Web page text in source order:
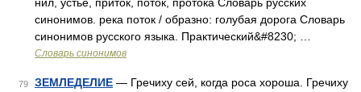
синонимов. река поток / образно: голубая дорога Словарь
синонимов русского языка. Практический&#8230; …
Словарь синонимов
79 ЗЕМЛЕДЕЛИЕ — Гречиху сей, когда роса хороша. Гречиху